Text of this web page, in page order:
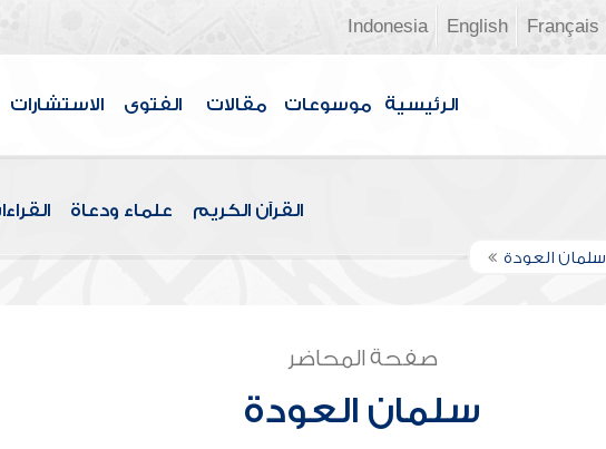
Français
English
Indonesia
الرئيسية موسوعات مقالات الفتوى الاستشارات
القرآن الكريم علماء ودعاة
سلمان العودة
صفحة المحاضر
سلمان العودة